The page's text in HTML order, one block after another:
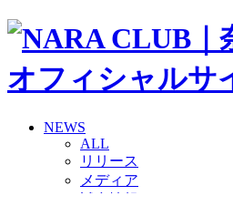
NEWS
ALL
リリース
メディア